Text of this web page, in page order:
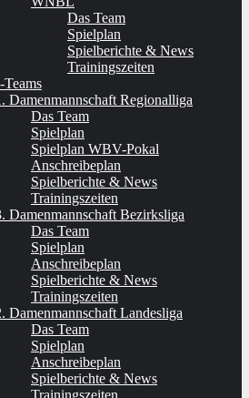
Das Team
Spielplan
Spielberichte & News
Trainingszeiten
Teams
Damenmannschaft Regionalliga
Das Team
Spielplan
Spielplan WBV-Pokal
Anschreibeplan
Spielberichte & News
Trainingszeiten
Damenmannschaft Bezirksliga
Das Team
Spielplan
Anschreibeplan
Spielberichte & News
Trainingszeiten
Damenmannschaft Landesliga
Das Team
Spielplan
Anschreibeplan
Spielberichte & News
Trainingszeiten